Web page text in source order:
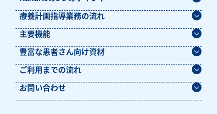
療養計画指導業務の流れ
主要機能
豊富な患者さん向け資材
ご利用までの流れ
お問い合わせ